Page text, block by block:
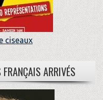
ciseaux
FRANÇAIS ARRIVÉS